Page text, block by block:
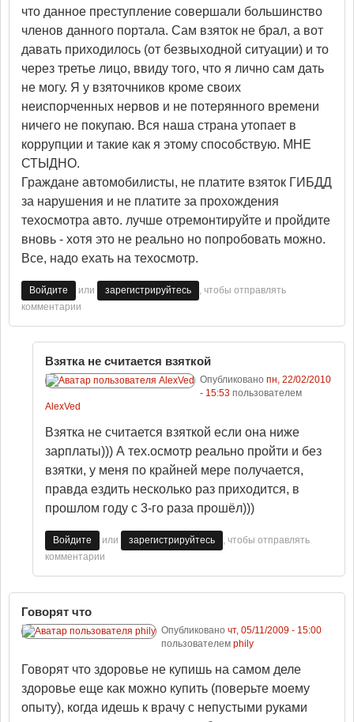
что данное преступление совершали большинство
членов данного портала. Сам взяток не брал, а вот
давать приходилось (от безвыходной ситуации) и то
через третье лицо, ввиду того, что я лично сам дать
не могу. Я у взяточников кроме своих
неиспорченных нервов и не потерянного времени
ничего не покупаю. Вся наша страна утопает в
коррупции и такие как я этому способствую. МНЕ
СТЫДНО.
Граждане автомобилисты, не платите взяток ГИБДД
за нарушения и не платите за прохождения
техосмотра авто. лучше отремонтируйте и пройдите
вновь - хотя это не реально но попробовать можно.
Все, надо ехать на техосмотр.
Войдите или зарегистрируйтесь
, чтобы отправлять
комментарии
Взятка не считается взяткой
Опубликовано пн, 22/02/2010
- 15:53пользователем
AlexVed
Взятка не считается взяткой если она ниже
зарплаты))) А тех.осмотр реально пройти и без
взятки, у меня по крайней мере получается,
правда ездить несколько раз приходится, в
прошлом году с 3-го раза прошёл)))
Войдите или зарегистрируйтесь
, чтобы отправлять
комментарии
Говорят что
Опубликовано чт, 05/11/2009 - 15:00
пользователем phily
Говорят что здоровье не купишь на самом деле
здоровье еще как можно купить (поверьте моему
опыту), когда идешь к врачу с непустыми руками